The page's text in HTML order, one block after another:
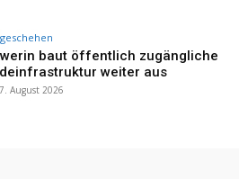
baut öffentlich zugängliche
weiter aus
7. August 2026